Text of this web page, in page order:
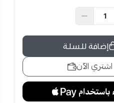
إضافة للسلة
اشتري الآن